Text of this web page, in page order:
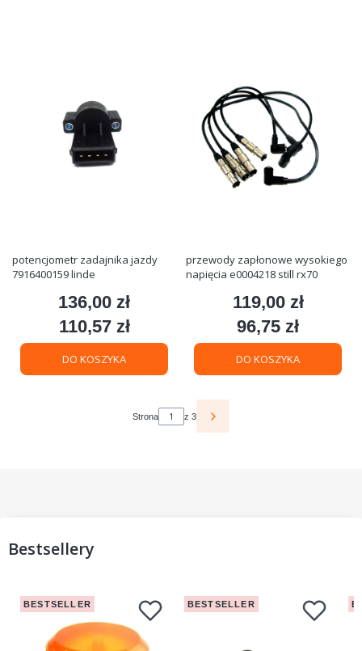
potencjometr zadajnika jazdy
7916400159 linde
Cena
136,00 zł
Cena
110,57 zł
DO KOSZYKA
przewody zapłonowe wysokiego
napięcia e0004218 still rx70
Cena
119,00 zł
Cena
96,75 zł
DO KOSZYKA
Strona z 3
Bestsellery
BESTSELLER BESTSELLER